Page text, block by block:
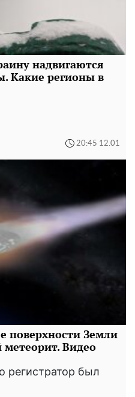
надвигаются
Какие регионы в
20:45 12.01
поверхности Земли
метеорит. Видео
регистратор был